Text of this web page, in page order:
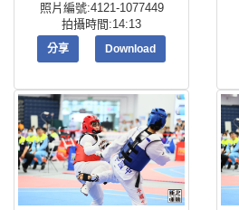
照片編號:4121-1077449
拍攝時間:14:13
分享 Download